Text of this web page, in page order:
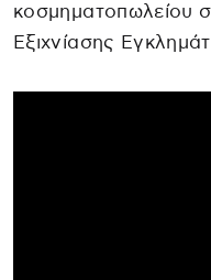
κοσμηματοπωλείου
Εξιχνίασης